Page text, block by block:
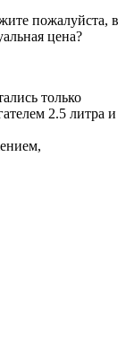
пожалуйста, в
цена?
только
2.5 литра и